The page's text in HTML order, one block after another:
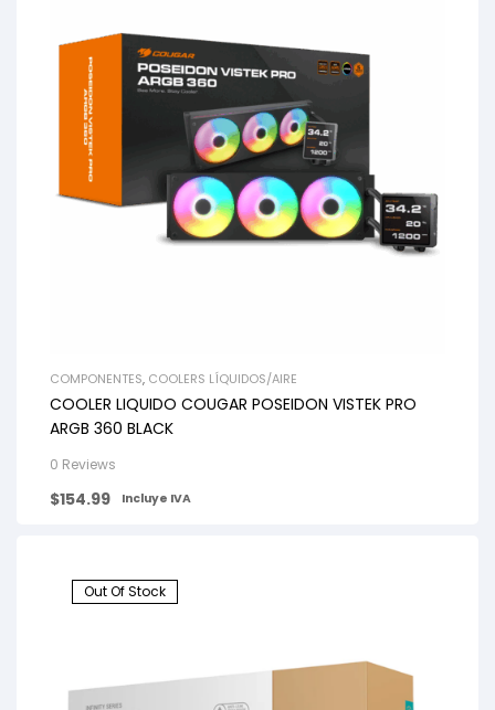
COMPONENTES, COOLERS LÍQUIDOS/AIRE
COOLER LIQUIDO COUGAR POSEIDON VISTEK PRO
ARGB 360 BLACK
0 Reviews
$154.99 Incluye IVA
Out Of Stock